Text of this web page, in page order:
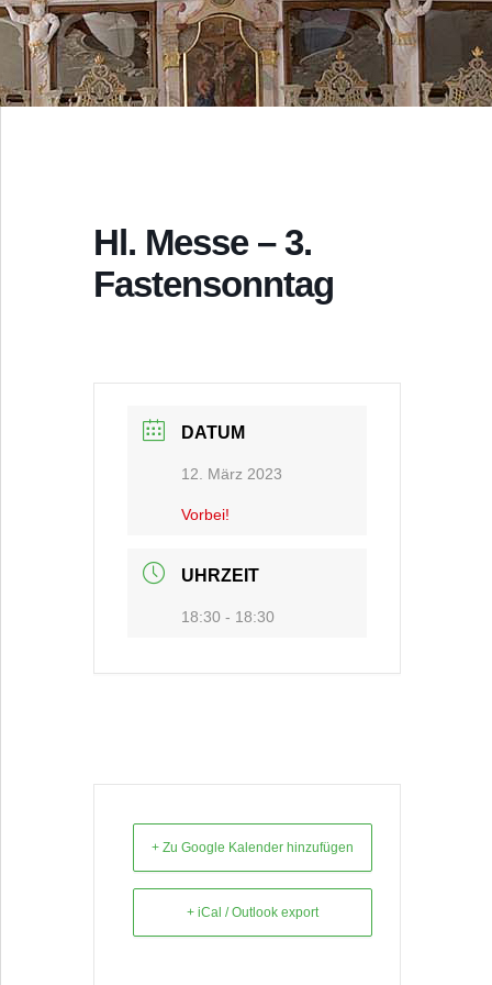
Hl. Messe – 3.
Fastensonntag
DATUM
12. März 2023
Vorbei!
UHRZEIT
18:30 - 18:30
+ Zu Google Kalender hinzufügen
+ iCal / Outlook export